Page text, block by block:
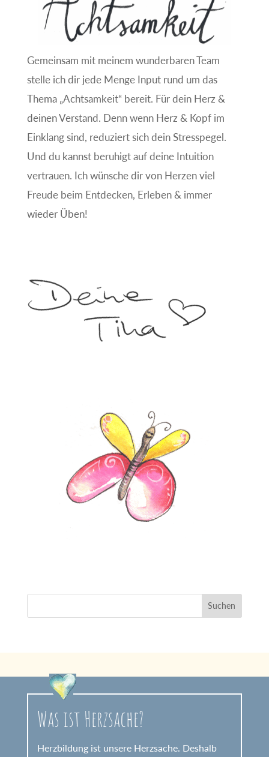
Gemeinsam mit meinem wunderbaren Team
stelle ich dir jede Menge Input rund um das
Thema „Achtsamkeit“ bereit. Für dein Herz &
deinen Verstand. Denn wenn Herz & Kopf im
Einklang sind, reduziert sich dein Stresspegel.
Und du kannst beruhigt auf deine Intuition
vertrauen. Ich wünsche dir von Herzen viel
Freude beim Entdecken, Erleben & immer
wieder Üben!
Was ist Herzsache?
Herzbildung ist unsere Herzsache. Deshalb